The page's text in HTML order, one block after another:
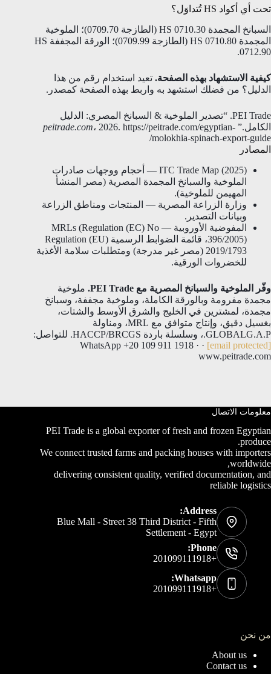
تحت أي أكواد HS تُتداوَل؟
السبانخ المجمدة HS 0710.30 (الطازجة 0709.70)؛ الملوخية
المجمدة HS 0710.80 (الطازجة 0709.99)؛ الورقة المجففة HS
0712.90.
كيفية الاستشهاد بهذه الصفحة. تعيد استخدام رقم من هذا
الدليل؟ من فضلك استشهد به واربط بهذه الصفحة كمصدر.
PEI Trade. “تصدير الملوخية & السبانخ المصري: الدليل
الكامل.”
peitrade.com، 2026. https://peitrade.com/egyptian-
molokhia-spinach-export-guide/
المصادر
ITC Trade Map (2025) — أحجام ووجهات صادرات
الملوخية والسبانخ المجمدة المصرية (مصر المنشأ
المهيمن للملوخية).
وزارة الزراعة المصرية — المنتجات ومناطق الزراعة
وبيانات التصدير.
المفوضية الأوروبية — MRLs (Regulation (EC) No
396/2005)، قائمة الضوابط الرسمية Regulation (EU)
2019/1793 (مصر غير مدرجة) ومتطلبات سلامة الأغذية
للخضروات الورقية.
وفّر الملوخية والسبانخ المصرية مع PEI Trade.
ملوخية
مجمدة مفرومة وبالورقة الكاملة، وملوخية مجففة، وسبانخ
مجمدة، لمشترين في الخليج والشرق الأوسط والشتات،
بغسيل دقيق، وإنتاج متوافق مع MRL، ومناولة
GLOBALG.A.P.، وسلسلة باردة HACCP/BRCGS. للتواصل:
[email protected]
· WhatsApp +20 109 911 1918 ·
www.peitrade.com
معلومات الاتصال
PEI Trade is a global exporter of fresh and frozen Egyptian
produce.
We connect trusted farms and packing houses with importers
worldwide,
delivering consistent quality, verified documentation, and
reliable logistics
Address:
Blue Mall - Street 38 Third District - Fifth
Settlement - Egypt
Phone:
+201099111918
Whatsapp:
+201099111918
من نحن
About us
Contact us